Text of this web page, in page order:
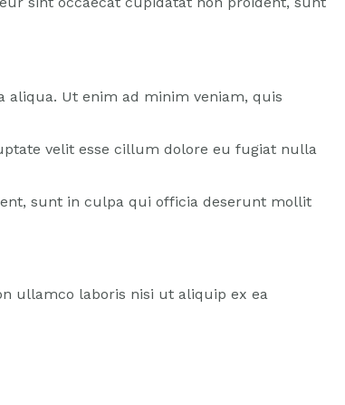
Ut enim ad minim veniam, quis
velit esse cillum dolore eu fugiat nulla
sunt in culpa qui officia deserunt mollit
ullamco laboris nisi ut aliquip ex ea